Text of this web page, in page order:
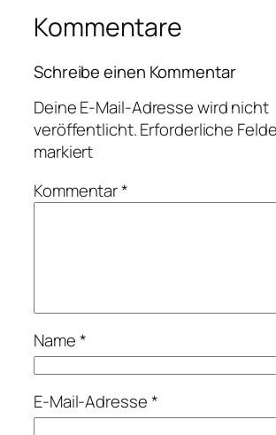
Kommentare
Schreibe einen Kommentar
Deine E-Mail-Adresse wird nicht
veröffentlicht.Erforderliche
markiert
Kommentar*
Name*
E-Mail-Adresse*